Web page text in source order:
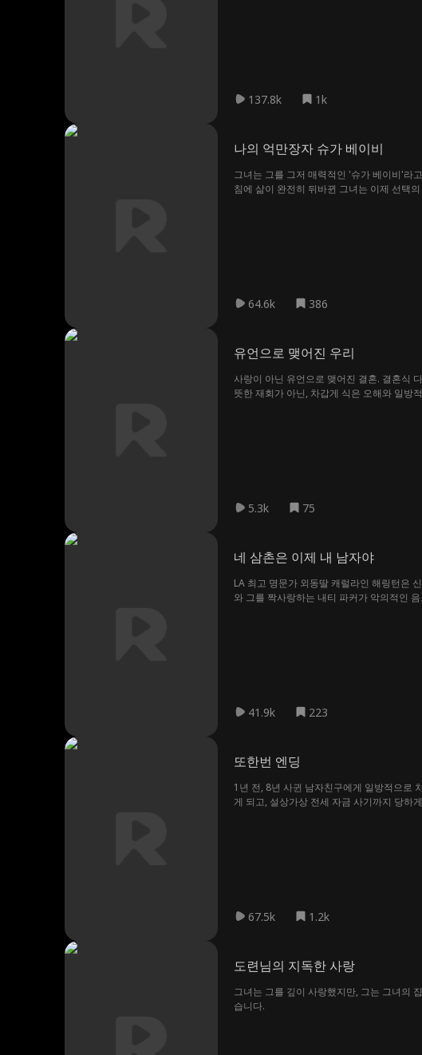
137.8k 1k
나의 억만장자 슈가 베이비
그녀는 그를 그저 매력적인 '슈가 베이비'라
침에 삶이 완전히 뒤바뀐 그녀는 이제 선택
64.6k 386
유언으로 맺어진 우리
사랑이 아닌 유언으로 맺어진 결혼. 결혼식
뜻한 재회가 아닌, 차갑게 식은 오해와 일방
5.3k 75
네 삼촌은 이제 내 남자야
LA 최고 명문가 외동딸 캐럴라인 해링턴은
와 그를 짝사랑하는 내티 파커가 악의적인
41.9k 223
또한번 엔딩
1년 전, 8년 사귄 남자친구에게 일방적으로
게 되고, 설상가상 전세 자금 사기까지 당하
67.5k 1.2k
도련님의 지독한 사랑
그녀는 그를 깊이 사랑했지만, 그는 그녀의
습니다.